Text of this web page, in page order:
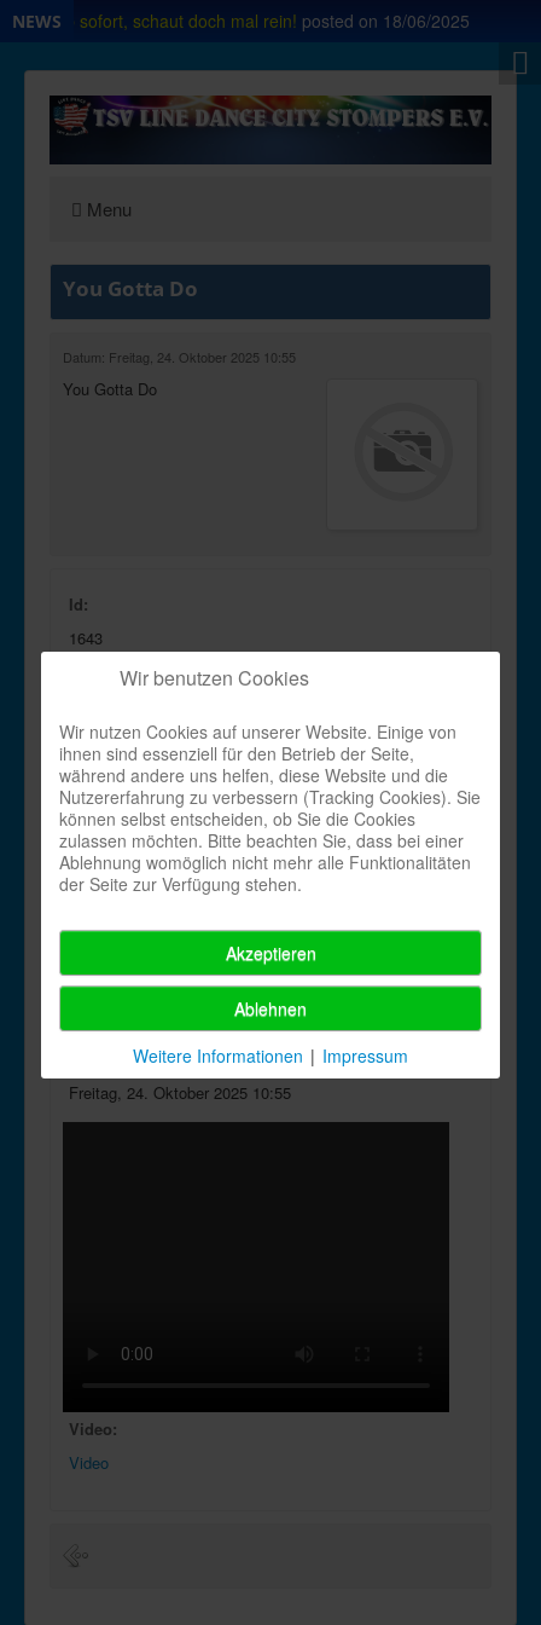
NEWSab sofort, schaut doch mal rein! posted on 18/06/2025
Menu
You Gotta Do
Datum: Freitag, 24. Oktober 2025 10:55
You Gotta Do
Id:
1643
Choreograph:
En:
You Gotta Do_en.pdf
De:
Last_mod:
Dienstag, 30. November -0001 00:00
Freitag, 24. Oktober 2025 10:55
Video:
Video
Wir benutzen Cookies
Wir nutzen Cookies auf unserer Website. Einige von
ihnen sind essenziell für den Betrieb der Seite,
während andere uns helfen, diese Website und die
Nutzererfahrung zu verbessern (Tracking Cookies). Sie
können selbst entscheiden, ob Sie die Cookies
zulassen möchten. Bitte beachten Sie, dass bei einer
Ablehnung womöglich nicht mehr alle Funktionalitäten
der Seite zur Verfügung stehen.
Akzeptieren
Ablehnen
Weitere Informationen | Impressum